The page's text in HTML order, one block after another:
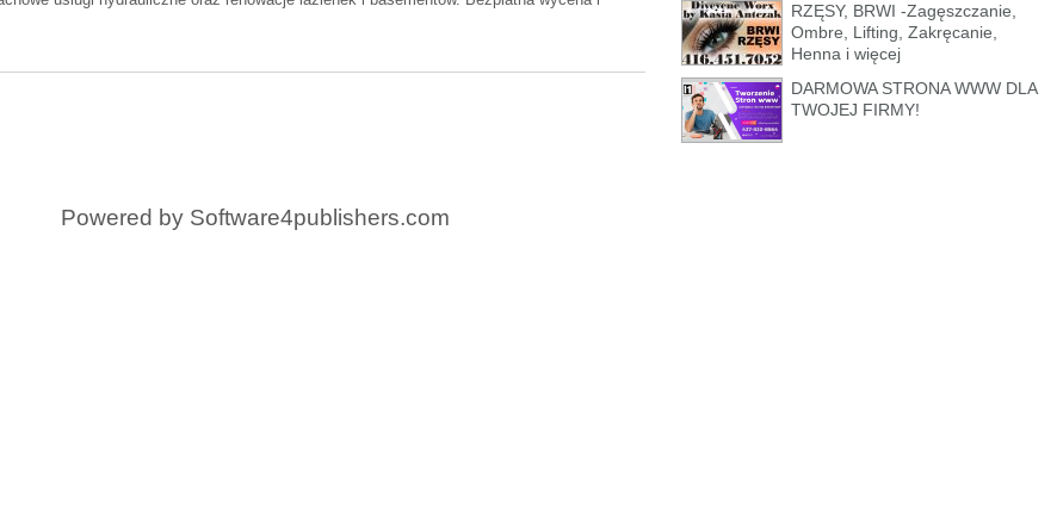
RZĘSY, BRWI -Zagęszczanie,
Ombre, Lifting, Zakręcanie,
Henna i więcej
DARMOWA STRONA WWW DLA
TWOJEJ FIRMY!
Powered by Software4publishers.com